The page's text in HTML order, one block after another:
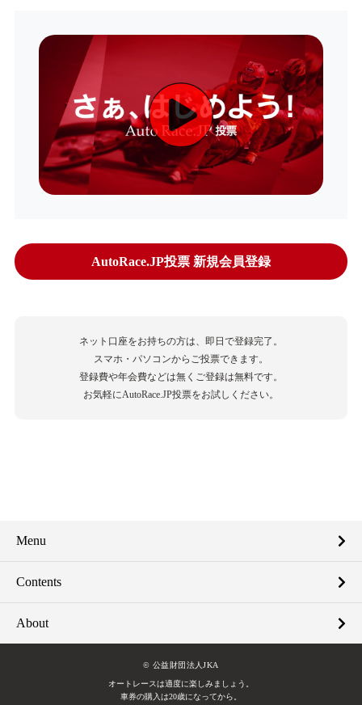
AutoRace.JP投票 新規会員登録
ネット口座をお持ちの方は、即日で登録完了。
スマホ・パソコンからご投票できます。
登録費や年会費などは無くご登録は無料です。
お気軽にAutoRace.JP投票をお試しください。
Menu
Contents
About
© 公益財団法人JKA
オートレースは適度に楽しみましょう。
車券の購入は20歳になってから。